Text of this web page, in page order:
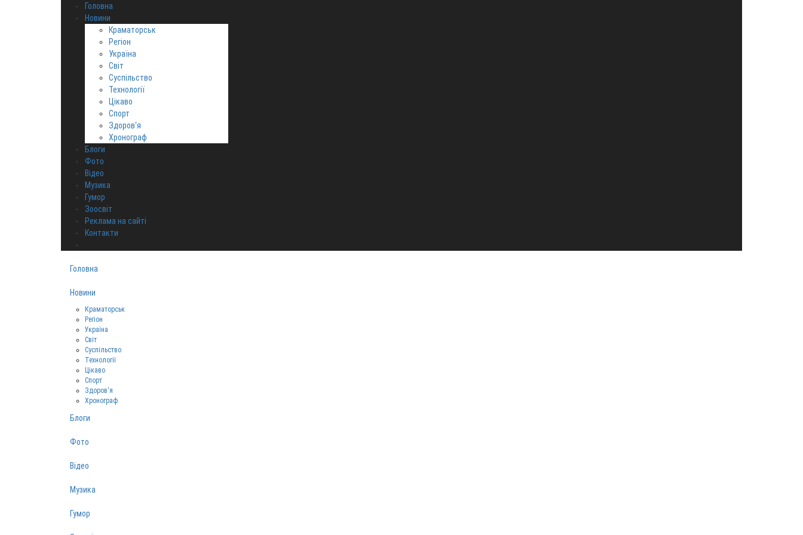
Головна
Новини
Краматорськ
Регіон
Україна
Світ
Суспільство
Технології
Цікаво
Спорт
Здоров‘я
Хронограф
Блоги
Фото
Відео
Музика
Гумор
Зоосвіт
Реклама на сайті
Контакти
Головна
Новини
Краматорськ
Регіон
Україна
Світ
Суспільство
Технології
Цікаво
Спорт
Здоров‘я
Хронограф
Блоги
Фото
Відео
Музика
Гумор